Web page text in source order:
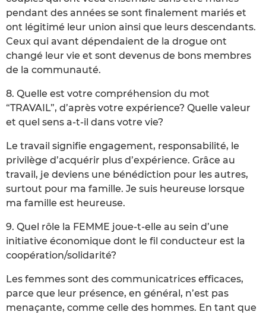
pendant des années se sont finalement mariés et
ont légitimé leur union ainsi que leurs descendants.
Ceux qui avant dépendaient de la drogue ont
changé leur vie et sont devenus de bons membres
de la communauté.
8. Quelle est votre compréhension du mot
“TRAVAIL”, d’après votre expérience? Quelle valeur
et quel sens a-t-il dans votre vie?
Le travail signifie engagement, responsabilité, le
privilège d’acquérir plus d’expérience. Grâce au
travail, je deviens une bénédiction pour les autres,
surtout pour ma famille. Je suis heureuse lorsque
ma famille est heureuse.
9. Quel rôle la FEMME joue-t-elle au sein d’une
initiative économique dont le fil conducteur est la
coopération/solidarité?
Les femmes sont des communicatrices efficaces,
parce que leur présence, en général, n’est pas
menaçante, comme celle des hommes. En tant que